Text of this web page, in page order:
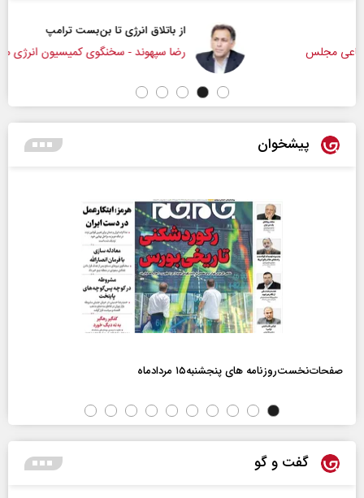
از باتلاق انرژی تا بن‌بست ترامپ
رضا سپهوند - سخنگوی کمیسیون انرژی مجلس
پیشخوان
صفحات‌نخست‌روزنامه ها‌ی پنجشنبه‌۱۵ مردادماه
گفت و گو